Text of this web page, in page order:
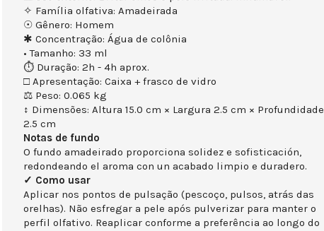
✧ Família olfativa: Amadeirada
☉ Gênero: Homem
✱ Concentração: Água de colônia
• Tamanho: 33 ml
⏱ Duração: 2h - 4h aprox.
□ Apresentação: Caixa + frasco de vidro
⚖ Peso: 0.065 kg
↕ Dimensões: Altura 15.0 cm × Largura 2.5 cm × Profundidade
2.5 cm
Notas de fundo
O fundo amadeirado proporciona solidez e sofisticación,
redondeando el aroma con un acabado limpio e duradero.
✓ Como usar
Aplicar nos pontos de pulsação (pescoço, pulsos, atrás das
orelhas). Não esfregar a pele após pulverizar para manter o
perfil olfativo. Reaplicar conforme a preferência ao longo do